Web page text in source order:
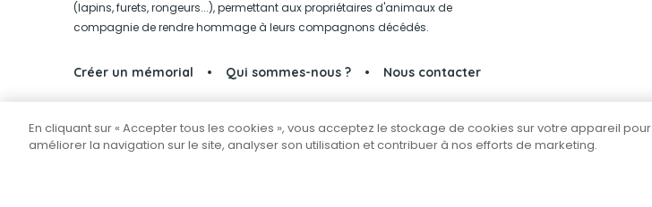
(lapins, furets, rongeurs...), permettant aux propriétaires d'animaux de
compagnie de rendre hommage à leurs compagnons décédés.
Créer un mémorial Qui sommes-nous ? Nous contacter
Partager sur Facebook
En cliquant sur « Accepter tous les cookies », vous acceptez le stockage de cookies sur votre appareil pour
améliorer la navigation sur le site, analyser son utilisation et contribuer à nos efforts de marketing.